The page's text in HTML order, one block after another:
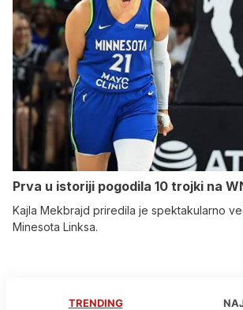
Prva u istoriji pogodila 10 trojki na
Kajla Mekbrajd priredila je spektakularno
Minesota Linksa.
TRENDING